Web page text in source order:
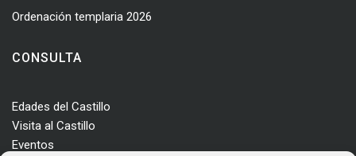
Ordenación templaria 2026
CONSULTA
Edades del Castillo
Visita al Castillo
Eventos